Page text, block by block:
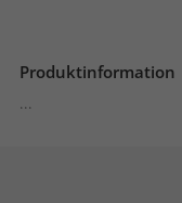
Produktinformation
...